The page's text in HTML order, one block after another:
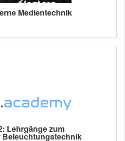
Medientechnik
Lehrgänge zum